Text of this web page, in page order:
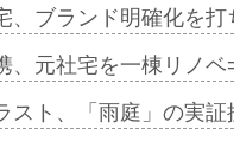
、ブランド明確化を
、元社宅を一棟リノ
スト、「雨庭」の実